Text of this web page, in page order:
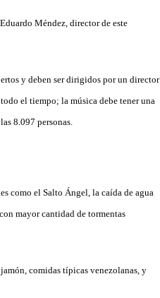
Méndez, director de este
y deben ser dirigidos por un director
el tiempo; la música debe tener una
8.097 personas.
como el Salto Ángel, la caída de agua
mayor cantidad de tormentas
comidas típicas venezolanas, y